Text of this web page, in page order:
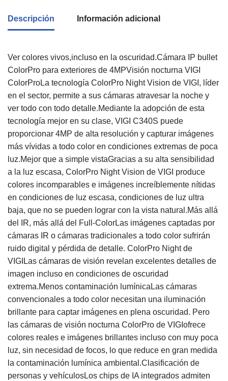
Descripción Información adicional
Ver colores vivos,incluso en la oscuridad.Cámara IP bullet
ColorPro para exteriores de 4MPVisión nocturna VIGI
ColorProLa tecnología ColorPro Night Vision de VIGI, líder
en el sector, permite a sus cámaras atravesar la noche y
ver todo con todo detalle.Mediante la adopción de esta
tecnología mejor en su clase, VIGI C340S puede
proporcionar 4MP de alta resolución y capturar imágenes
más vívidas a todo color en condiciones extremas de poca
luz.Mejor que a simple vistaGracias a su alta sensibilidad
a la luz escasa, ColorPro Night Vision de VIGI produce
colores incomparables e imágenes increíblemente nítidas
en condiciones de luz escasa, condiciones de luz ultra
baja, que no se pueden lograr con la vista natural.Más allá
del IR, más allá del Full-ColorLas imágenes captadas por
cámaras IR o cámaras tradicionales a todo color sufrirán
ruido digital y pérdida de detalle. ColorPro Night de
VIGILas cámaras de visión revelan excelentes detalles de
imagen incluso en condiciones de oscuridad
extrema.Menos contaminación lumínicaLas cámaras
convencionales a todo color necesitan una iluminación
brillante para captar imágenes en plena oscuridad. Pero
las cámaras de visión nocturna ColorPro de VIGIofrece
colores reales e imágenes brillantes incluso con muy poca
luz, sin necesidad de focos, lo que reduce en gran medida
la contaminación lumínica ambiental.Clasificación de
personas y vehículosLos chips de IA integrados admiten